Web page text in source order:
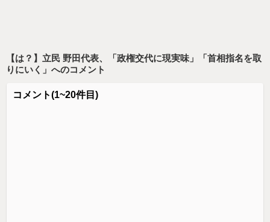
【は？】立民 野田代表、「政権交代に現実味」「首相指名を取
りにいく」 へのコメント
コメント(1~20件目)